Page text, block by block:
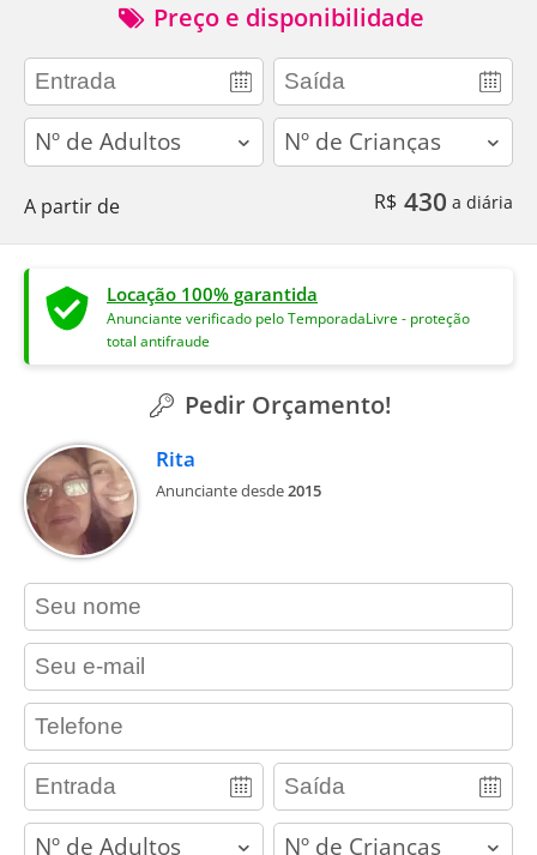
Preço e disponibilidade
adults children
A partir de R$ 430 a diária
Locação 100% garantida
Anunciante verificado pelo TemporadaLivre - proteção
total antifraude
Pedir Orçamento!
Rita
Anunciante desde2015
contact_name
contact_email
contact_phone
adults children